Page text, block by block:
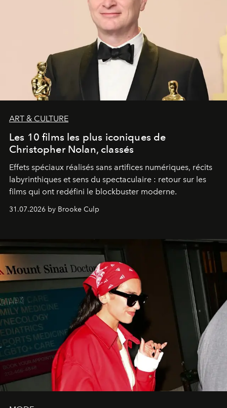
ART & CULTURE
Les 10 films les plus iconiques de
Christopher Nolan, classés
Effets spéciaux réalisés sans artifices numériques, récits
labyrinthiques et sens du spectaculaire : retour sur les
films qui ont redéfini le blockbuster moderne.
31.07.2026 by Brooke Culp